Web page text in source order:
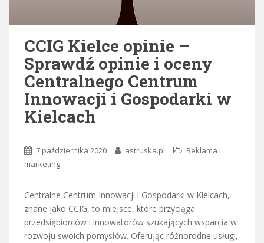
CCIG Kielce opinie –
Sprawdź opinie i oceny
Centralnego Centrum
Innowacji i Gospodarki w
Kielcach
7 października 2020 astruska.pl
Reklama i
marketing
Centralne Centrum Innowacji i Gospodarki w Kielcach,
znane jako CCIG, to miejsce, które przyciąga
przedsiębiorców i innowatorów szukających wsparcia w
rozwoju swoich pomysłów. Oferując różnorodne usługi,